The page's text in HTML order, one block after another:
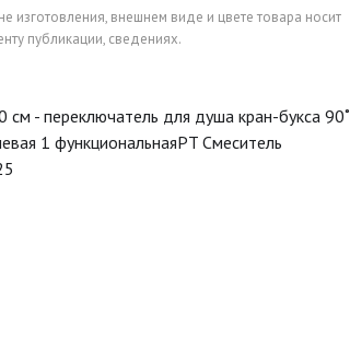
изготовления, внешнем виде и цвете товара носит
публикации, сведениях.
- переключатель для душа кран-букса 90˚
1 функциональнаяPT Смеситель